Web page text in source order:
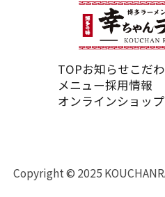
TOPお知らせこだ
メニュー採用情報
オンラインショップ
Copyright © 2025